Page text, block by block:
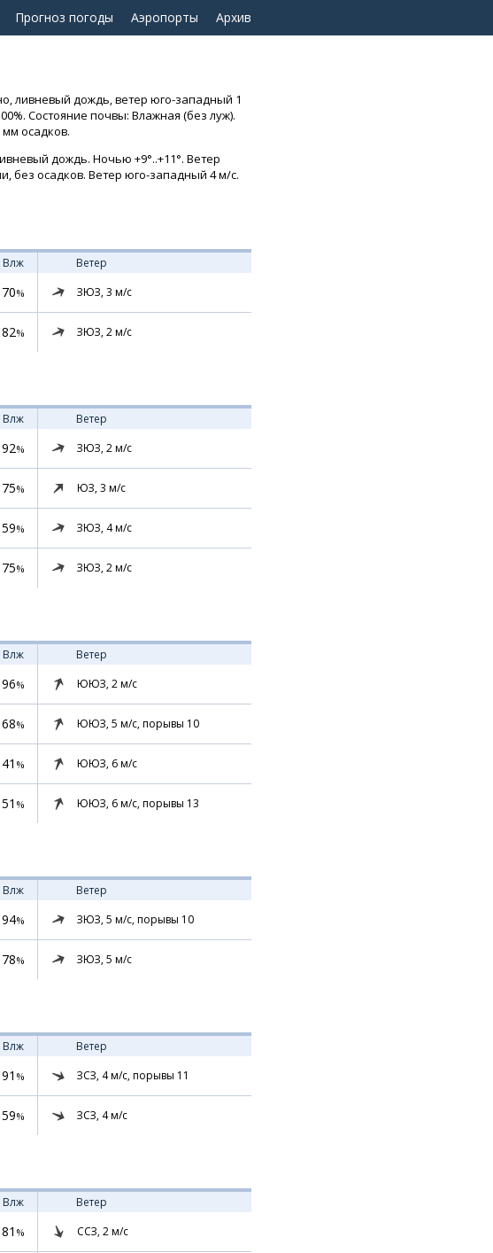
Прогноз погоды Аэропорты Архив
ливневый дождь, ветер юго-западный 1
Состояние почвы: Влажная (без луж).
осадков.
дождь. Ночью +9°..+11°. Ветер
без осадков. Ветер юго-западный 4 м/с.
Влж
Ветер
70% ЗЮЗ, 3 м/с
82% ЗЮЗ, 2м/с
Влж
Ветер
92% ЗЮЗ, 2м/с
75% ЮЗ, 3 м/с
59% ЗЮЗ, 4м/с
75% ЗЮЗ, 2м/с
Влж
Ветер
96% ЮЮЗ, 2м/с
68% ЮЮЗ, 5 м/с, порывы 10
41 % ЮЮЗ, 6м/с
51 % ЮЮЗ, 6м/с, порывы 13
Влж
Ветер
94% ЗЮЗ, 5 м/с, порывы 10
78% ЗЮЗ, 5 м/с
Влж
Ветер
91 % ЗСЗ, 4м/с, порывы 11
59% ЗСЗ, 4м/с
Влж
Ветер
81 % ССЗ, 2м/с